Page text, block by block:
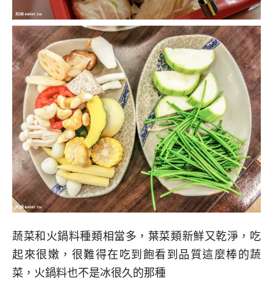
蔬菜和火鍋料種類相當多，葉菜類新鮮又乾淨，吃
起來很嫩，很難得在吃到飽看到品質這麼棒的蔬
菜，火鍋料也不是冰很久的那種